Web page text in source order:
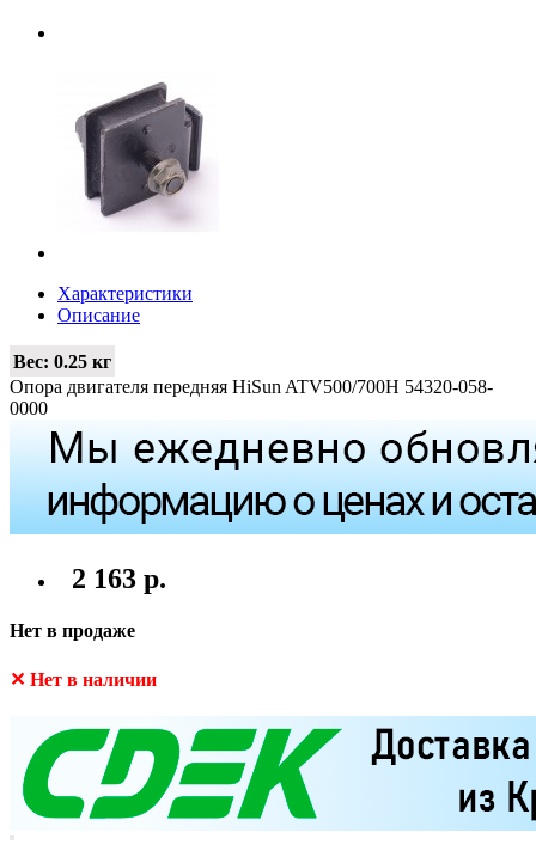
Характеристики
Описание
Вес: 0.25 кг
Опора двигателя передняя HiSun ATV500/700H 54320-058-
0000
2 163 р.
Нет в продаже
✕ Нет в наличии